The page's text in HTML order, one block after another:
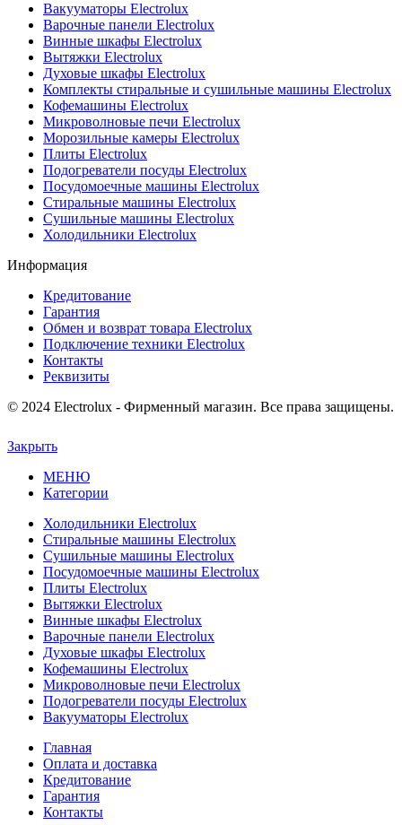
Вакууматоры Electrolux
Варочные панели Electrolux
Винные шкафы Electrolux
Вытяжки Electrolux
Духовые шкафы Electrolux
Комплекты стиральные и сушильные машины Electrolux
Кофемашины Electrolux
Микроволновые печи Electrolux
Морозильные камеры Electrolux
Плиты Electrolux
Подогреватели посуды Electrolux
Посудомоечные машины Electrolux
Стиральные машины Electrolux
Сушильные машины Electrolux
Холодильники Electrolux
Информация
Кредитование
Гарантия
Обмен и возврат товара Electrolux
Подключение техники Electrolux
Контакты
Реквизиты
© 2024 Electrolux - Фирменный магазин. Все права защищены.
Закрыть
МЕНЮ
Категории
Холодильники Electrolux
Стиральные машины Electrolux
Сушильные машины Electrolux
Посудомоечные машины Electrolux
Плиты Electrolux
Вытяжки Electrolux
Винные шкафы Electrolux
Варочные панели Electrolux
Духовые шкафы Electrolux
Кофемашины Electrolux
Микроволновые печи Electrolux
Подогреватели посуды Electrolux
Вакууматоры Electrolux
Главная
Оплата и доставка
Кредитование
Гарантия
Контакты